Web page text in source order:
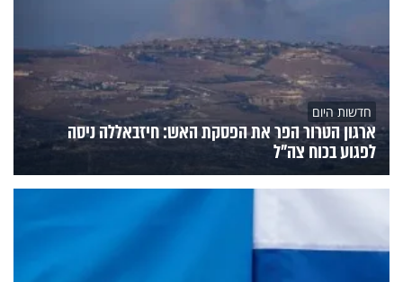
חדשות היום
ארגון הטרור הפר את הפסקת האש: חיזבאללה ניסה
לפגוע בכוח צה"ל